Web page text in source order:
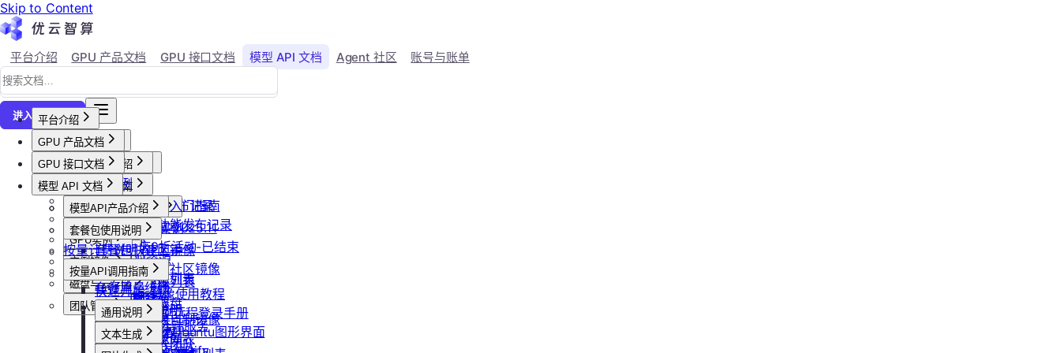
Skip to Content
平台介绍 GPU 产品文档 GPU 接口文档 模型 API 文档 Agent 社区 账号与账单
进入控制台↗
平台介绍
平台概述
平台介绍
加入社群
用户等级与推荐
会员等级
用户推荐
产品更新公告
GPU-新功能发布记录
模型API-新功能发布记录
活动及价格更新公告
双11夜间折扣-2025.11
2025国庆9折活动-已结束
GPU 产品文档
GPU产品介绍
功能概览
已上线卡型
可用区介绍
GPU操作指南
【新人必看】入门指南
镜像选择
创建实例
登录实例
本地数据上传
文件管理
制作私有镜像
调用公共模型库
GPU抢占式实例
GPU抢占式实例
发布社区镜像
如何发布社区镜像
更新已发布的社区镜像
计费与回收
计费概览
计费方式说明
到期或欠费说明
续费管理
回收规则
GPU最佳实践
Isaac系列镜像使用教程
Windows实例远程登录手册
通过VNC搭建Ubuntu图形界面
GPU 接口文档
API接口范例
CLI&Skills
常见错误码
GPU实例
创建GPU资源
获取实例资源列表
启动实例
关闭实例
删除实例
实例镜像
获取自制镜像列表
创建自制镜像
删除算力平台自制镜像
获取社区镜像列表
磁盘与云存储
创建并挂载云盘
删除云盘
卸载云盘
团队管理
创建团队
邀请成员加入团队
模型 API 文档
模型API产品介绍
模型API服务
套餐包使用说明
套餐包快速上手
套餐计费逻辑
套餐用量统计
客户端接入
OpenClaw 云端服务
按量计费说明
按量API调用指南
快速开始
通用说明
认证鉴权
文本生成